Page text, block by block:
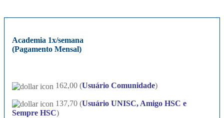
Academia 1x/semana
(Pagamento Mensal)
162,00 (Usuário Comunidade)
137,70 (Usuário UNISC, Amigo HSC e
Sempre HSC)